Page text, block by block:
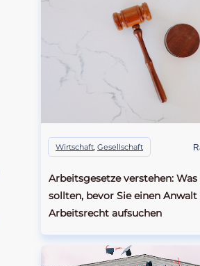
Wirtschaft, Gesellschaft
Arbeitsgesetze verstehen: Was
sollten, bevor Sie einen
Arbeitsrecht aufsuchen